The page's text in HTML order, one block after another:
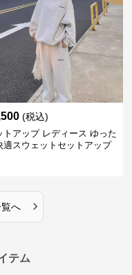
(税込)
トアップ レディース ゆった
適スウェットセットアップ
へ ›
テム